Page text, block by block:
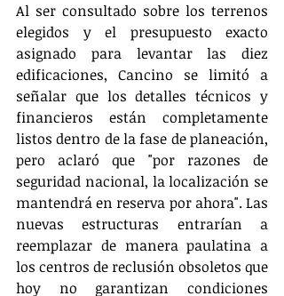
Al ser consultado sobre los terrenos
elegidos y el presupuesto exacto
asignado para levantar las diez
edificaciones, Cancino se limitó a
señalar que los detalles técnicos y
financieros están completamente
listos dentro de la fase de planeación,
pero aclaró que "por razones de
seguridad nacional, la localización se
mantendrá en reserva por ahora". Las
nuevas estructuras entrarían a
reemplazar de manera paulatina a
los centros de reclusión obsoletos que
hoy no garantizan condiciones